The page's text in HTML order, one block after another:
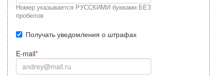
Номер указывается РУССКИМИ буквами БЕЗ
пробелов
Получать уведомления о штрафах
E-mail